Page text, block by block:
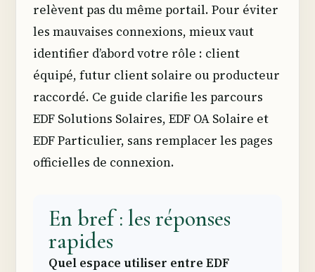
relèvent pas du même portail. Pour éviter
les mauvaises connexions, mieux vaut
identifier d’abord votre rôle : client
équipé, futur client solaire ou producteur
raccordé. Ce guide clarifie les parcours
EDF Solutions Solaires, EDF OA Solaire et
EDF Particulier, sans remplacer les pages
officielles de connexion.
En bref : les réponses
rapides
Quel espace utiliser entre EDF